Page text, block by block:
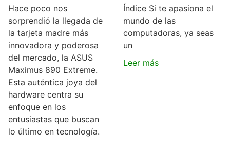
Hace poco nos
sorprendió la llegada de
la tarjeta madre más
innovadora y poderosa
del mercado, la ASUS
Maximus 890 Extreme.
Esta auténtica joya del
hardware centra su
enfoque en los
entusiastas que buscan
lo último en tecnología.
Índice Si te apasiona el
mundo de las
computadoras, ya seas
un
Leer más